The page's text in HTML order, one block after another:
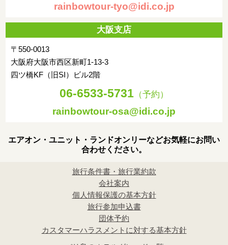
rainbowtour-tyo@idi.co.jp
大阪支店
〒550-0013
大阪府大阪市西区新町1-13-3
四ツ橋KF（旧SI）ビル2階
06-6533-5731 （予約）
rainbowtour-osa@idi.co.jp
エアオン・ユニット・ランドオンリーなどお気軽にお問い
合わせください。
旅行条件書・旅行業約款
会社案内
個人情報保護の基本方針
旅行参加申込書
団体予約
カスタマーハラスメントに対する基本方針